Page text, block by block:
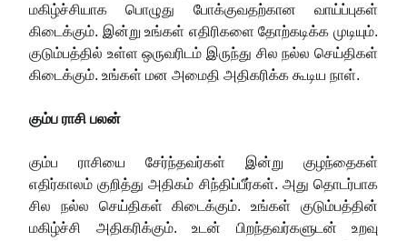
மகிழ்ச்சியாக பொழுது போக்குவதற்கான வாய்ப்புகள்
கிடைக்கும். இன்று உங்கள் எதிரிகளை தோற்கடிக்க முடியும்.
குடும்பத்தில் உள்ள ஒருவரிடம் இருந்து சில நல்ல செய்திகள்
கிடைக்கும். உங்கள் மன அமைதி அதிகரிக்க கூடிய நாள்.
கும்ப ராசி பலன்
கும்ப ராசியை சேர்ந்தவர்கள் இன்று குழந்தைகள்
எதிர்காலம் குறித்து அதிகம் சிந்திப்பீர்கள். அது தொடர்பாக
சில நல்ல செய்திகள் கிடைக்கும். உங்கள் குடும்பத்தின்
மகிழ்ச்சி அதிகரிக்கும். உடன் பிறந்தவர்களுடன் உறவு